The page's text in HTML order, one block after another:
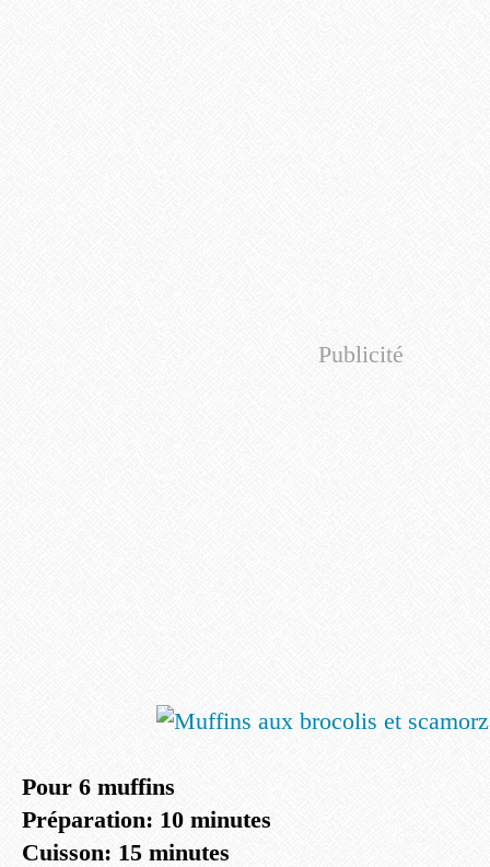
Publicité
Pour 6 muffins
Préparation: 10 minutes
Cuisson: 15 minutes